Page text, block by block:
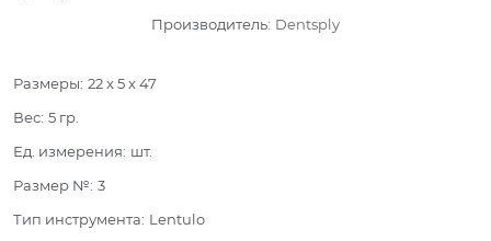
Производитель: Dentsply
Размеры: 22 x 5 x 47
Вес: 5 гр.
Ед. измерения: шт.
Размер №: 3
Тип инструмента: Lentulo